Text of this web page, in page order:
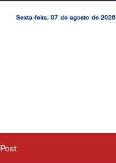
Sexta-feira, 07 de agosto de 2026
Post